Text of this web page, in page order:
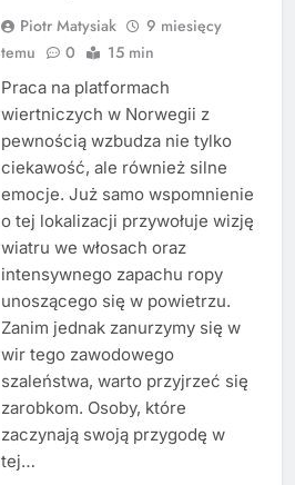
Piotr Matysiak
9 miesięcy
temu
0 15 min
Praca na platformach
wiertniczych w Norwegii z
pewnością wzbudza nie tylko
ciekawość, ale również silne
emocje. Już samo wspomnienie
o tej lokalizacji przywołuje wizję
wiatru we włosach oraz
intensywnego zapachu ropy
unoszącego się w powietrzu.
Zanim jednak zanurzymy się w
wir tego zawodowego
szaleństwa, warto przyjrzeć się
zarobkom. Osoby, które
zaczynają swoją przygodę w
tej…